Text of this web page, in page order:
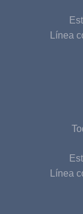
Línea
Línea